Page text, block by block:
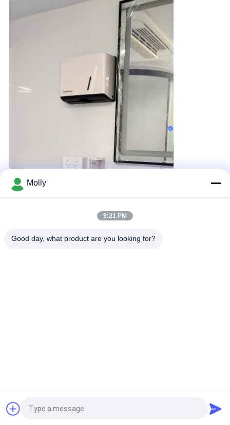
Quote request suatu
Molly
9:21 PM
Good day, what product are you looking for?